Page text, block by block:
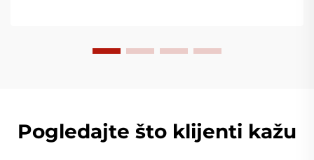
Pogledajte što klijenti kažu